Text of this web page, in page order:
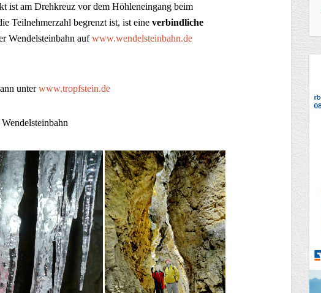
ist am Drehkreuz vor dem Höhleneingang beim
Teilnehmerzahl begrenzt ist, ist eine verbindliche
Wendelsteinbahn aufwww.wendelsteinbahn.de
unterwww.tropfstein.de